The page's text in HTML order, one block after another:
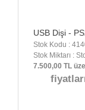
USB Dişi -
Stok Kodu :
Stok Miktarı :
7.500,00 TL